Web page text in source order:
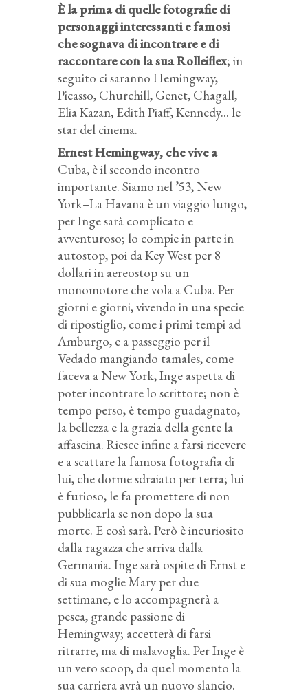
È la prima di quelle fotografie di
personaggi interessanti e famosi
che sognava di incontrare e di
raccontare con la sua Rolleiflex; in
seguito ci saranno Hemingway,
Picasso, Churchill, Genet, Chagall,
Elia Kazan, Edith Piaff, Kennedy... le
star del cinema.
Ernest Hemingway, che vive a
Cuba, è il secondo incontro
importante. Siamo nel ’53, New
York–La Havana è un viaggio lungo,
per Inge sarà complicato e
avventuroso; lo compie in parte in
autostop, poi da Key West per 8
dollari in aereostop su un
monomotore che vola a Cuba. Per
giorni e giorni, vivendo in una specie
di ripostiglio, come i primi tempi ad
Amburgo, e a passeggio per il
Vedado mangiando tamales, come
faceva a New York, Inge aspetta di
poter incontrare lo scrittore; non è
tempo perso, è tempo guadagnato,
la bellezza e la grazia della gente la
affascina. Riesce infine a farsi ricevere
e a scattare la famosa fotografia di
lui, che dorme sdraiato per terra; lui
è furioso, le fa promettere di non
pubblicarla se non dopo la sua
morte. E così sarà. Però è incuriosito
dalla ragazza che arriva dalla
Germania. Inge sarà ospite di Ernst e
di sua moglie Mary per due
settimane, e lo accompagnerà a
pesca, grande passione di
Hemingway; accetterà di farsi
ritrarre, ma di malavoglia. Per Inge è
un vero scoop, da quel momento la
sua carriera avrà un nuovo slancio.